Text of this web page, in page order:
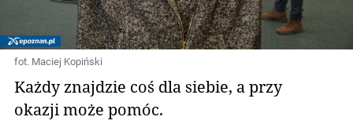
fot. Maciej Kopiński
Każdy znajdzie coś dla siebie, a przy
okazji może pomóc.